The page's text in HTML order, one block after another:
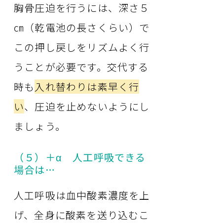
胸骨圧迫を行うには、深さ５
㎝（乾電池の長さくらい）で
この押し戻しをリズムよく行
うことが必要です。交代する
時も 入れ替わりは素早く行
い、圧迫を止めないようにし
ましょう。
（５）＋α 人工呼吸できる
場合は…
人工呼吸は血中酸素濃度を上
げ、全身に酸素を送り込むこ